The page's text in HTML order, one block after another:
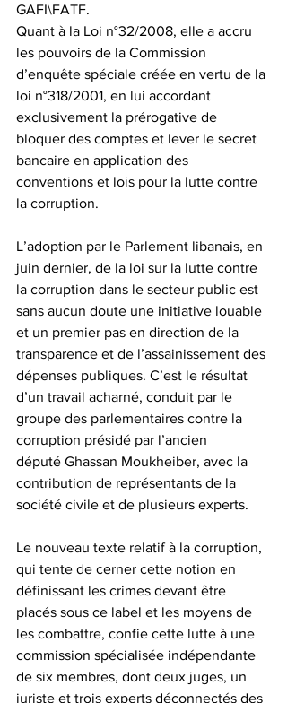
GAFI\FATF.
Quant à la Loi n°32/2008, elle a accru
les pouvoirs de la Commission
d’enquête spéciale créée en vertu de la
loi n°318/2001, en lui accordant
exclusivement la prérogative de
bloquer des comptes et lever le secret
bancaire en application des
conventions et lois pour la lutte contre
la corruption.
L’adoption par le Parlement libanais, en
juin dernier, de la loi sur la lutte contre
la corruption dans le secteur public est
sans aucun doute une initiative louable
et un premier pas en direction de la
transparence et de l’assainissement des
dépenses publiques. C’est le résultat
d’un travail acharné, conduit par le
groupe des parlementaires contre la
corruption présidé par l’ancien
député Ghassan Moukheiber, avec la
contribution de représentants de la
société civile et de plusieurs experts.
Le nouveau texte relatif à la corruption,
qui tente de cerner cette notion en
définissant les crimes devant être
placés sous ce label et les moyens de
les combattre, confie cette lutte à une
commission spécialisée indépendante
de six membres, dont deux juges, un
juriste et trois experts déconnectés des